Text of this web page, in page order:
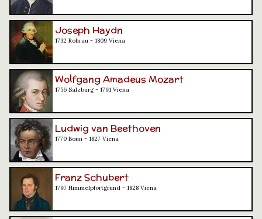
Joseph Haydn
1732 Rohrau - 1809 Viena
Wolfgang Amadeus Mozart
1756 Salzburg - 1791 Viena
Ludwig van Beethoven
1770 Bonn - 1827 Viena
Franz Schubert
1797 Himmelpfortgrund - 1828 Viena